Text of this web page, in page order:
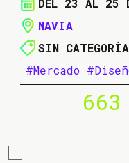
DEL 23 AL 25
NAVIA
SIN
#Mercado